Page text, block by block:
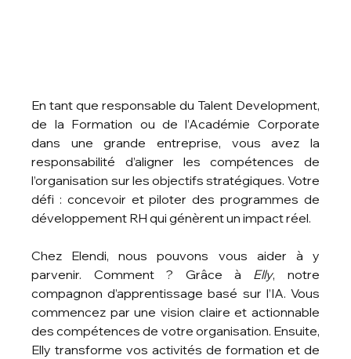
En tant que responsable du Talent Development,
de la Formation ou de l’Académie Corporate
dans une grande entreprise, vous avez la
responsabilité d’aligner les compétences de
l’organisation sur les objectifs stratégiques. Votre
défi : concevoir et piloter des programmes de
développement RH qui génèrent un impact réel.
Chez Elendi, nous pouvons vous aider à y
parvenir. Comment ? Grâce à Elly, notre
compagnon d’apprentissage basé sur l’IA. Vous
commencez par une vision claire et actionnable
des compétences de votre organisation. Ensuite,
Elly transforme vos activités de formation et de